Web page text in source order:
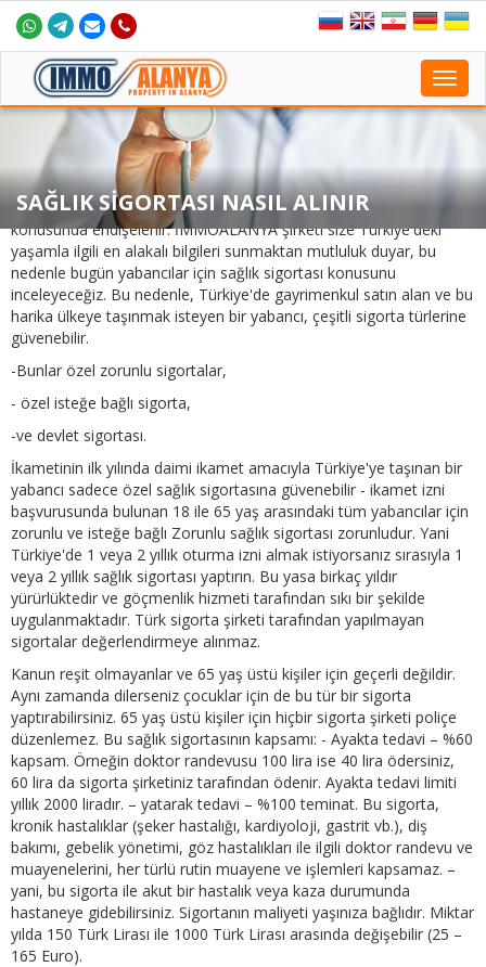
SAĞLIK SİGORTASI NASIL ALINIR
Türkiye'de sağlık sigortası
Sağlık sizinle hayatımızın en önemli yönüdür. Bu nedenle
Türkiye'ye taşınan bir yabancı her zaman yerel sağlık sigortası
konusunda endişelenir. İMMOALANYA şirketi size Türkiye'deki
yaşamla ilgili en alakalı bilgileri sunmaktan mutluluk duyar, bu
nedenle bugün yabancılar için sağlık sigortası konusunu
inceleyeceğiz. Bu nedenle, Türkiye'de gayrimenkul satın alan ve bu
harika ülkeye taşınmak isteyen bir yabancı, çeşitli sigorta türlerine
güvenebilir.
-Bunlar özel zorunlu sigortalar,
- özel isteğe bağlı sigorta,
-ve devlet sigortası.
İkametinin ilk yılında daimi ikamet amacıyla Türkiye'ye taşınan bir
yabancı sadece özel sağlık sigortasına güvenebilir - ikamet izni
başvurusunda bulunan 18 ile 65 yaş arasındaki tüm yabancılar için
zorunlu ve isteğe bağlı Zorunlu sağlık sigortası zorunludur. Yani
Türkiye'de 1 veya 2 yıllık oturma izni almak istiyorsanız sırasıyla 1
veya 2 yıllık sağlık sigortası yaptırın. Bu yasa birkaç yıldır
yürürlüktedir ve göçmenlik hizmeti tarafından sıkı bir şekilde
uygulanmaktadır. Türk sigorta şirketi tarafından yapılmayan
sigortalar değerlendirmeye alınmaz.
Kanun reşit olmayanlar ve 65 yaş üstü kişiler için geçerli değildir.
Aynı zamanda dilerseniz çocuklar için de bu tür bir sigorta
yaptırabilirsiniz. 65 yaş üstü kişiler için hiçbir sigorta şirketi poliçe
düzenlemez. Bu sağlık sigortasının kapsamı: - Ayakta tedavi – %60
kapsam. Örneğin doktor randevusu 100 lira ise 40 lira ödersiniz,
60 lira da sigorta şirketiniz tarafından ödenir. Ayakta tedavi limiti
yıllık 2000 liradır. – yatarak tedavi – %100 teminat. Bu sigorta,
kronik hastalıklar (şeker hastalığı, kardiyoloji, gastrit vb.), diş
bakımı, gebelik yönetimi, göz hastalıkları ile ilgili doktor randevu ve
muayenelerini, her türlü rutin muayene ve işlemleri kapsamaz. –
yani, bu sigorta ile akut bir hastalık veya kaza durumunda
hastaneye gidebilirsiniz. Sigortanın maliyeti yaşınıza bağlıdır. Miktar
yılda 150 Türk Lirası ile 1000 Türk Lirası arasında değişebilir (25 –
165 Euro).